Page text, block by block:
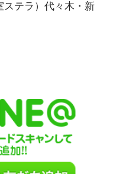
ステラ）代々木・新